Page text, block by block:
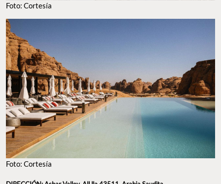
Foto: Cortesía
Foto: Cortesía